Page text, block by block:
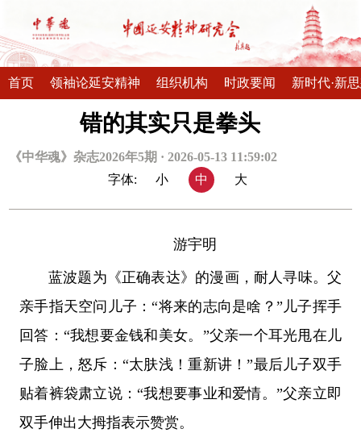
首页 领袖论延安精神 组织机构 时政要闻 新时代·新
错的其实只是拳头
《中华魂》杂志2026年5期 · 2026-05-13 11:59:02
字体:
小 中 大
游宇明
蓝波题为《正确表达》的漫画，耐人寻味。父
亲手指天空问儿子：“将来的志向是啥？”儿子挥手
回答：“我想要金钱和美女。”父亲一个耳光甩在儿
子脸上，怒斥：“太肤浅！重新讲！”最后儿子双手
贴着裤袋肃立说：“我想要事业和爱情。”父亲立即
双手伸出大拇指表示赞赏。